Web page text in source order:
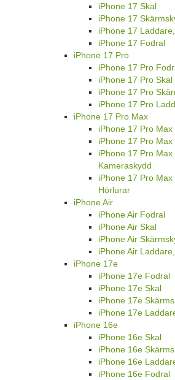
iPhone 17 Skal
iPhone 17
iPhone 17
iPhone 17 Fodral
iPhone 17 Pro
iPhone 17 Pro
iPhone 17 Pro Skal
iPhone 17 Pro
iPhone 17 Pro
iPhone 17 Pro Max
iPhone 17 Pro
iPhone 17 Pro Max
iPhone 17 Pro
Kameraskydd
iPhone 17 Pro
Hörlurar
iPhone Air
iPhone Air Fodral
iPhone Air Skal
iPhone Air
iPhone Air
iPhone 17e
iPhone 17e Fodral
iPhone 17e Skal
iPhone 17e
iPhone 17e
iPhone 16e
iPhone 16e Skal
iPhone 16e
iPhone 16e
iPhone 16e Fodral